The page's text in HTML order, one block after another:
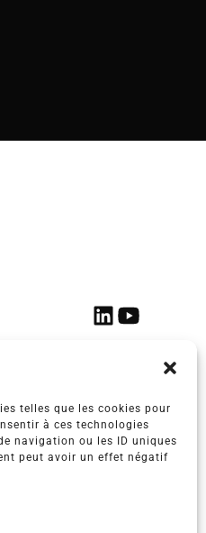
telles que les cookies pour
à ces technologies
navigation ou les ID uniques
peut avoir un effet négatif